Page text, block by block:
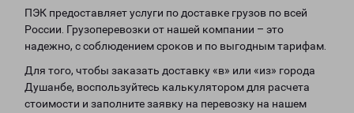
ПЭК предоставляет услуги по доставке грузов по всей
России. Грузоперевозки от нашей компании – это
надежно, с соблюдением сроков и по выгодным тарифам.
Для того, чтобы заказать доставку «в» или «из» города
Душанбе, воспользуйтесь калькулятором для расчета
стоимости и заполните заявку на перевозку на нашем